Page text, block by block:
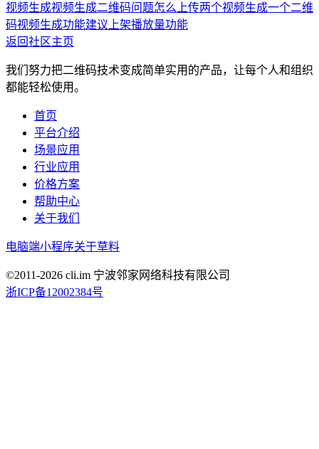
视频生成视频生成二维码问题怎么上传两个视频生成一个二维
码视频生成功能建议上架播放量功能
返回社区主页
我们努力把二维码技术变成简单实用的产品，让每个人和组织
都能轻松使用。
首页
平台介绍
场景应用
行业应用
价格方案
帮助中心
关于我们
电脑端小程序关于草料
©2011-2026 cli.im 宁波邻家网络科技有限公司
浙ICP备12002384号